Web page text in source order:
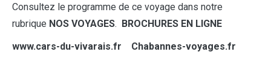
Consultez le programme de ce voyage dans notre
rubrique NOS VOYAGES. BROCHURES EN LIGNE
www.cars-du-vivarais.fr Chabannes-voyages.fr